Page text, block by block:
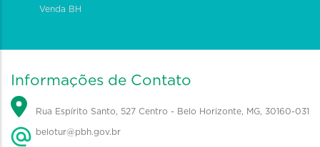
Venda BH
Informações de Contato
Rua Espírito Santo, 527 Centro - Belo Horizonte, MG, 30160-031
belotur@pbh.gov.br